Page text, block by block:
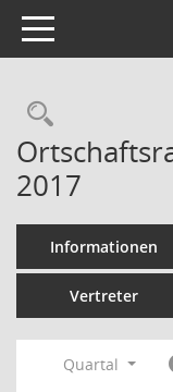
Toggle navigation
2017
Informationen
Vertreter
Quartal